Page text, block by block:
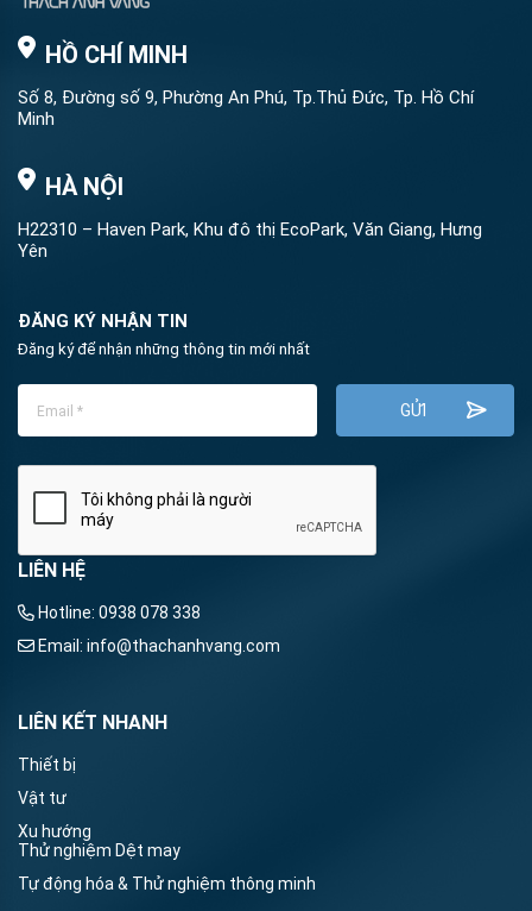
HỒ CHÍ MINH
Số 8, Đường số 9, Phường An Phú, Tp.Thủ Đức, Tp. Hồ Chí
Minh
HÀ NỘI
H22310 – Haven Park, Khu đô thị EcoPark, Văn Giang, Hưng
Yên
ĐĂNG KÝ NHẬN TIN
Đăng ký để nhận những thông tin mới nhất
LIÊN HỆ
Hotline: 0938 078 338
Email: info@thachanhvang.com
LIÊN KẾT NHANH
Thiết bị
Vật tư
Xu hướng
Thử nghiệm Dệt may
Tự động hóa & Thử nghiệm thông minh